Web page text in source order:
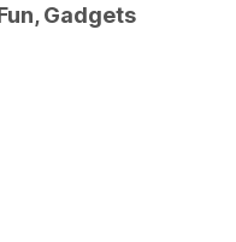
Gadgets